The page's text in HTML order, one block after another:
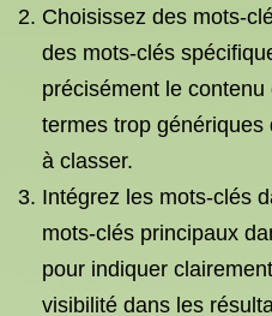
Choisissez des mots-
des mots-clés
précisément le
termes trop
à classer.
Intégrez les mots-clés
mots-clés principaux
pour indiquer
visibilité dans les